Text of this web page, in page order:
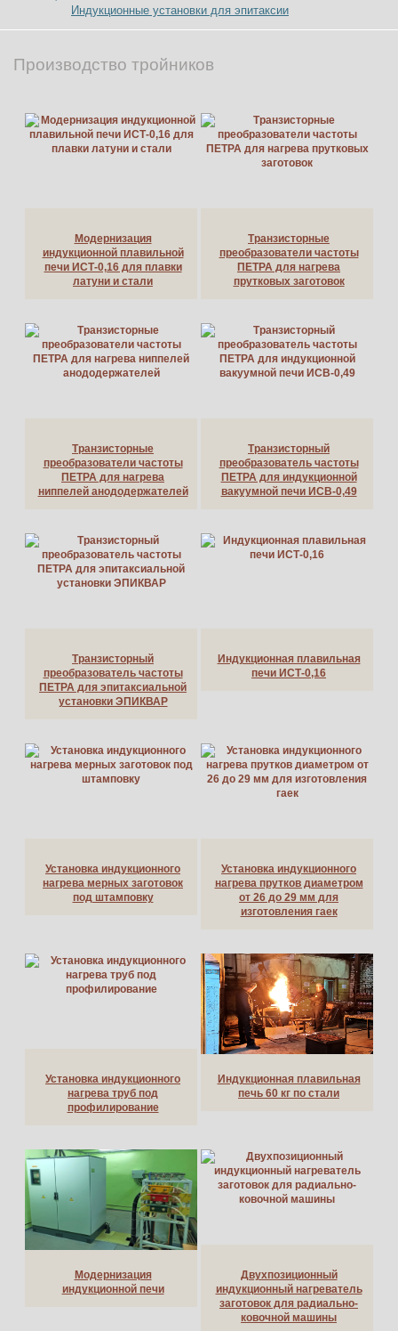
Индукционные установки для эпитаксии
Производство тройников
Модернизация
индукционной плавильной
печи ИСТ-0,16 для плавки
латуни и стали
Транзисторные
преобразователи частоты
ПЕТРА для нагрева
прутковых заготовок
Транзисторные
преобразователи частоты
ПЕТРА для нагрева
ниппелей анододержателей
Транзисторный
преобразователь частоты
ПЕТРА для индукционной
вакуумной печи ИСВ-0,49
Транзисторный
преобразователь частоты
ПЕТРА для эпитаксиальной
установки ЭПИКВАР
Индукционная плавильная
печи ИСТ-0,16
Установка индукционного
нагрева мерных заготовок
под штамповку
Установка индукционного
нагрева прутков диаметром
от 26 до 29 мм для
изготовления гаек
Установка индукционного
нагрева труб под
профилирование
Индукционная плавильная
печь 60 кг по стали
Модернизация
индукционной печи
Двухпозиционный
индукционный нагреватель
заготовок для радиально-
ковочной машины